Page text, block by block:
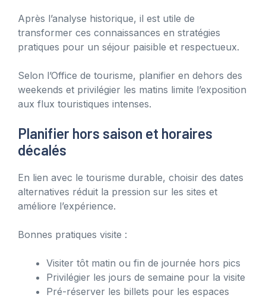
Après l’analyse historique, il est utile de
transformer ces connaissances en stratégies
pratiques pour un séjour paisible et respectueux.
Selon l’Office de tourisme, planifier en dehors des
weekends et privilégier les matins limite l’exposition
aux flux touristiques intenses.
Planifier hors saison et horaires
décalés
En lien avec le tourisme durable, choisir des dates
alternatives réduit la pression sur les sites et
améliore l’expérience.
Bonnes pratiques visite :
Visiter tôt matin ou fin de journée hors pics
Privilégier les jours de semaine pour la visite
Pré-réserver les billets pour les espaces